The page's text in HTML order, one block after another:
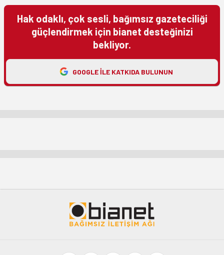
Hak odaklı, çok sesli, bağımsız gazeteciliği
güçlendirmek için bianet desteğinizi
bekliyor.
GOOGLE ILE KATKIDA BULUNUN